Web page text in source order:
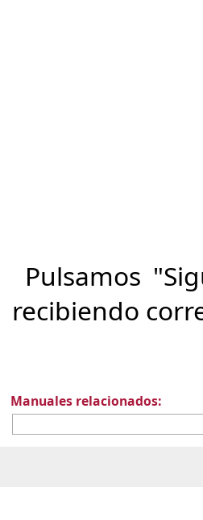
Pulsamos
recibiendo
Manuales relacionados: